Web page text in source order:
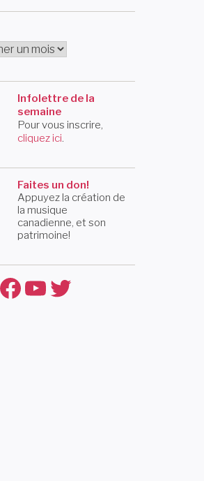
Infolettre de la
semaine
Pour vous inscrire,
cliquez ici.
Faites un don!
Appuyez la création de
la musique
canadienne, et son
patrimoine!
Facebook
YouTube
Twitter